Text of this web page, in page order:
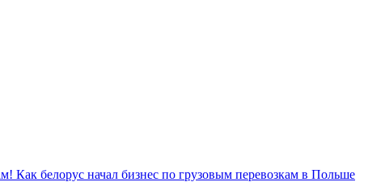
Как белорус начал бизнес по грузовым перевозкам в Польше